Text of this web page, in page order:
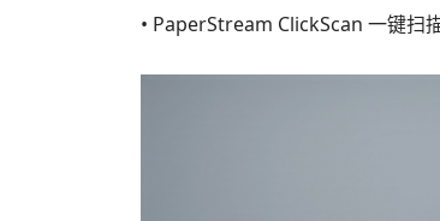
• PaperStream ClickScan 一键扫